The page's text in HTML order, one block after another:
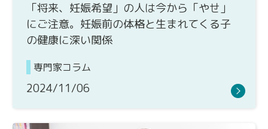
「将来、妊娠希望」の人は今から「やせ」
にご注意。妊娠前の体格と生まれてくる子
の健康に深い関係
専門家コラム
2024/11/06